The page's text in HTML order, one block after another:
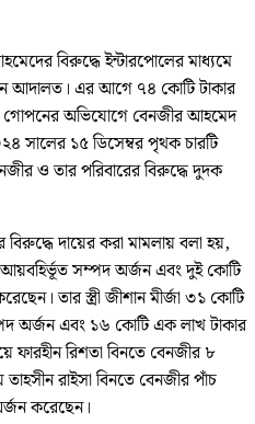
বিরুদ্ধে ইন্টারপোলের মাধ্যমে
আদালত। এর আগে ৭৪ কোটি টাকার
অভিযোগে বেনজীর আহমেদ
সালের ১৫ ডিসেম্বর পৃথক চারটি
ও তার পরিবারের বিরুদ্ধে দুদক
দায়ের করা মামলায় বলা হয়,
সম্পদ অর্জন এবং দুই কোটি
তার স্ত্রী জীশান মীর্জা ৩১ কোটি
অর্জন এবং ১৬ কোটি এক লাখ টাকার
রিশতা বিনতে বেনজীর ৮
রাইসা বিনতে বেনজীর পাঁচ
করেছেন।